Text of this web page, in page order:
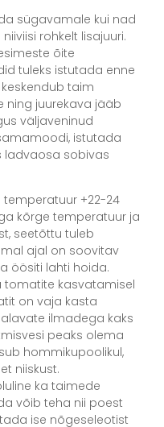
sügavamale kui nad
rohkelt lisajuuri.
õite
tuleks istutada enne
taim
ning juurekava jääb
väljaveninud
istutada
ladvaosa sobivas
+22-24
kõrge temperatuur ja
seetõttu tuleb
ajal on soovitav
öösiti lahti hoida.
tomatite kasvatamisel
on vaja kasta
ilmadega kaks
peaks olema
hommikupoolikul,
niiskust.
ka taimede
võib teha nii poest
ise nõgeseleotist